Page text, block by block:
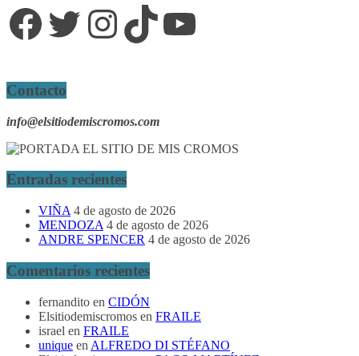
Facebook
Twitter
Instagram
TikTok
YouTube
Contacto
info@elsitiodemiscromos.com
Entradas recientes
VIÑA 4 de agosto de 2026
MENDOZA 4 de agosto de 2026
ANDRE SPENCER 4 de agosto de 2026
Comentarios recientes
fernandito en CIDÓN
Elsitiodemiscromos en FRAILE
israel en FRAILE
unique en ALFREDO DI STÉFANO